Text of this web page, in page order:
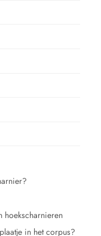
hoekscharnieren
in het corpus?